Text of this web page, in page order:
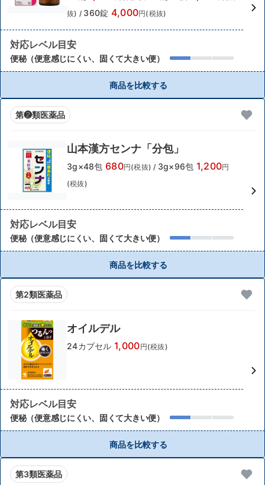
抜) / 360錠 4,000円(税抜)
対応レベル目安
便秘（便意感じにくい、固くて大きい便）
商品を比較する
第❷類医薬品
山本漢方センナ「分包」
3g×48包 680円(税抜) / 3g×96包 1,200円
(税抜)
対応レベル目安
便秘（便意感じにくい、固くて大きい便）
商品を比較する
第2類医薬品
オイルデル
24カプセル 1,000円(税抜)
対応レベル目安
便秘（便意感じにくい、固くて大きい便）
商品を比較する
第3類医薬品